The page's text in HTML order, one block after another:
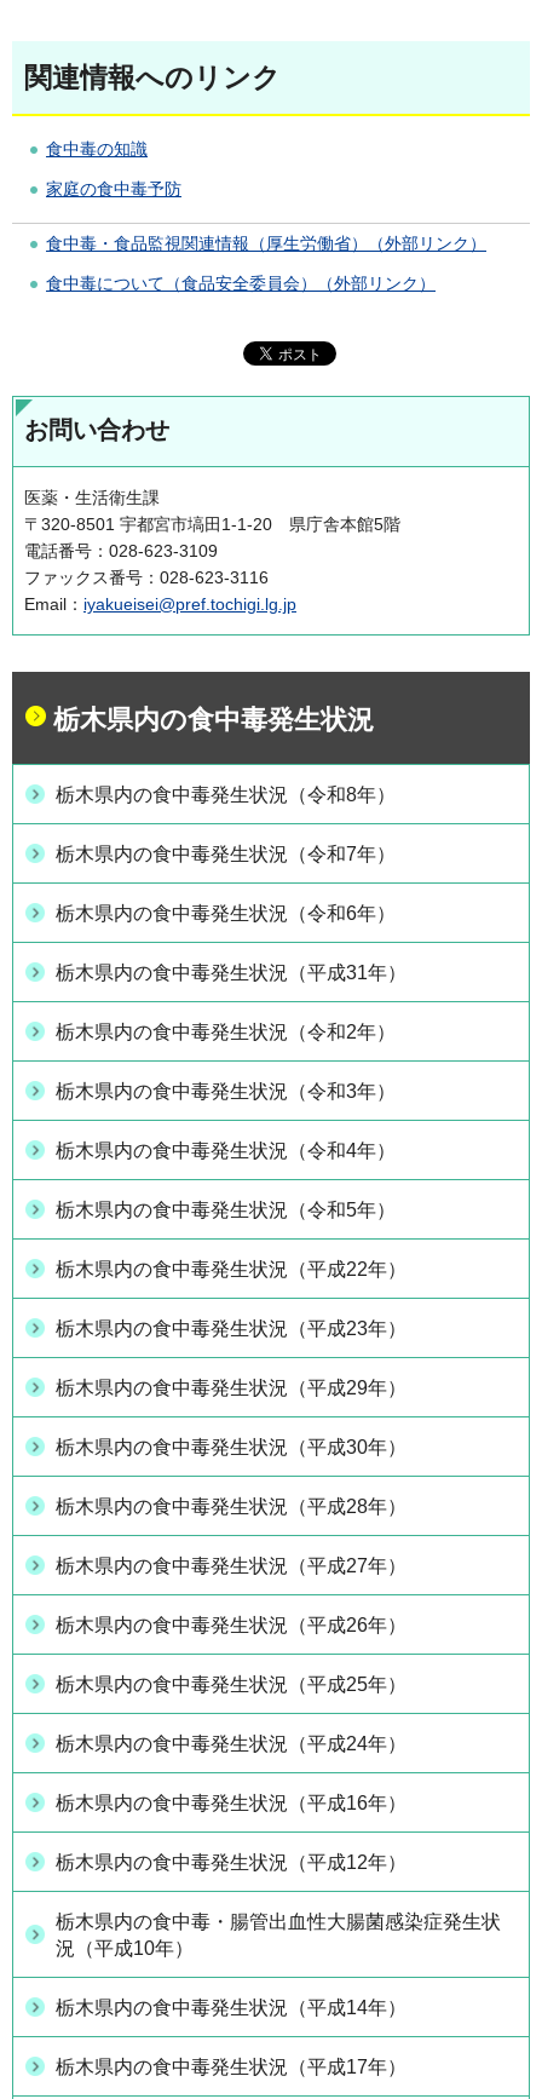
関連情報へのリンク
食中毒の知識
家庭の食中毒予防
食中毒・食品監視関連情報（厚生労働省）（外部リンク）
食中毒について（食品安全委員会）（外部リンク）
お問い合わせ
医薬・生活衛生課
〒320-8501 宇都宮市塙田1-1-20 県庁舎本館5階
電話番号：028-623-3109
ファックス番号：028-623-3116
Email： iyakueisei@pref.tochigi.lg.jp
栃木県内の食中毒発生状況
栃木県内の食中毒発生状況（令和8年）
栃木県内の食中毒発生状況（令和7年）
栃木県内の食中毒発生状況（令和6年）
栃木県内の食中毒発生状況（平成31年）
栃木県内の食中毒発生状況（令和2年）
栃木県内の食中毒発生状況（令和3年）
栃木県内の食中毒発生状況（令和4年）
栃木県内の食中毒発生状況（令和5年）
栃木県内の食中毒発生状況（平成22年）
栃木県内の食中毒発生状況（平成23年）
栃木県内の食中毒発生状況（平成29年）
栃木県内の食中毒発生状況（平成30年）
栃木県内の食中毒発生状況（平成28年）
栃木県内の食中毒発生状況（平成27年）
栃木県内の食中毒発生状況（平成26年）
栃木県内の食中毒発生状況（平成25年）
栃木県内の食中毒発生状況（平成24年）
栃木県内の食中毒発生状況（平成16年）
栃木県内の食中毒発生状況（平成12年）
栃木県内の食中毒・腸管出血性大腸菌感染症発生状
況（平成10年）
栃木県内の食中毒発生状況（平成14年）
栃木県内の食中毒発生状況（平成17年）